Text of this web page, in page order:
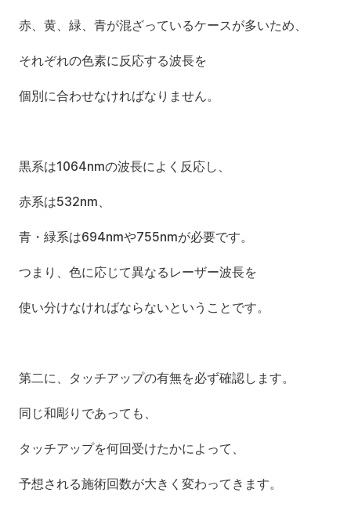
赤、黄、緑、青が混ざっているケースが多いため、
それぞれの色素に反応する波長を
個別に合わせなければなりません。
黒系は1064nmの波長によく反応し、
赤系は532nm、
青・緑系は694nmや755nmが必要です。
つまり、色に応じて異なるレーザー波長を
使い分けなければならないということです。
第二に、タッチアップの有無を必ず確認します。
同じ和彫りであっても、
タッチアップを何回受けたかによって、
予想される施術回数が大きく変わってきます。